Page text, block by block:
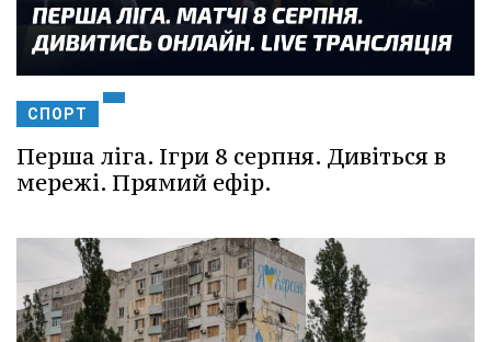
СПОРТ
Перша ліга. Ігри 8 серпня. Дивіться в
мережі. Прямий ефір.